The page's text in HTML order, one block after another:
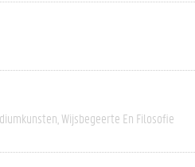
Wijsbegeerte En Filosofie